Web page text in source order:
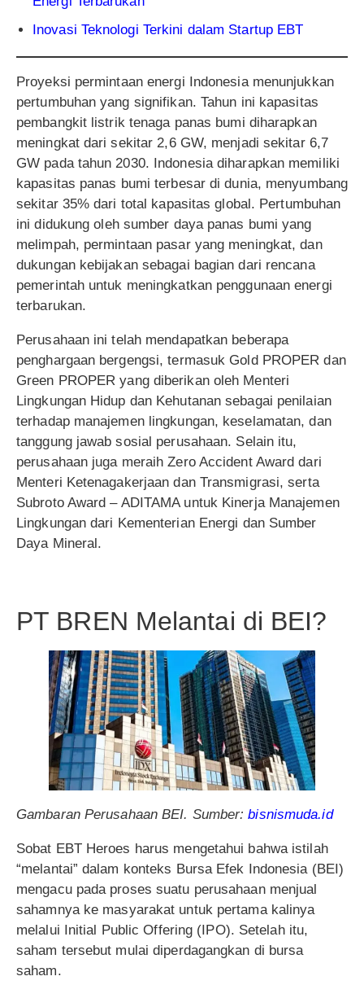
Inovasi Teknologi Terkini dalam Startup EBT
Proyeksi permintaan energi Indonesia menunjukkan
pertumbuhan yang signifikan. Tahun ini kapasitas
pembangkit listrik tenaga panas bumi diharapkan
meningkat dari sekitar 2,6 GW, menjadi sekitar 6,7
GW pada tahun 2030. Indonesia diharapkan memiliki
kapasitas panas bumi terbesar di dunia, menyumbang
sekitar 35% dari total kapasitas global. Pertumbuhan
ini didukung oleh sumber daya panas bumi yang
melimpah, permintaan pasar yang meningkat, dan
dukungan kebijakan sebagai bagian dari rencana
pemerintah untuk meningkatkan penggunaan energi
terbarukan.
Perusahaan ini telah mendapatkan beberapa
penghargaan bergengsi, termasuk Gold PROPER dan
Green PROPER yang diberikan oleh Menteri
Lingkungan Hidup dan Kehutanan sebagai penilaian
terhadap manajemen lingkungan, keselamatan, dan
tanggung jawab sosial perusahaan. Selain itu,
perusahaan juga meraih Zero Accident Award dari
Menteri Ketenagakerjaan dan Transmigrasi, serta
Subroto Award – ADITAMA untuk Kinerja Manajemen
Lingkungan dari Kementerian Energi dan Sumber
Daya Mineral.
PT BREN Melantai di BEI?
Gambaran Perusahaan BEI. Sumber:bisnismuda.id
Sobat EBT Heroes harus mengetahui bahwa istilah
“melantai” dalam konteks Bursa Efek Indonesia (BEI)
mengacu pada proses suatu perusahaan menjual
sahamnya ke masyarakat untuk pertama kalinya
melalui Initial Public Offering (IPO). Setelah itu,
saham tersebut mulai diperdagangkan di bursa
saham.